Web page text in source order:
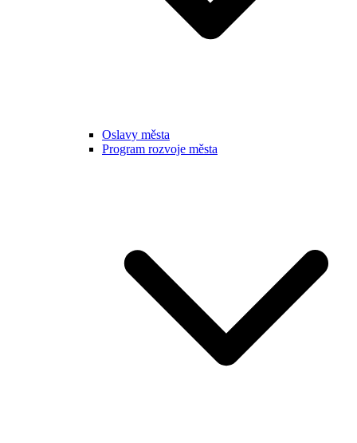
Oslavy města
Program rozvoje města